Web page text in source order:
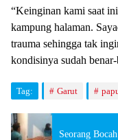
“Keinginan kami saat
kampung halaman.
trauma sehingga tak
kondisinya sudah
Tag: Garut
Seorang